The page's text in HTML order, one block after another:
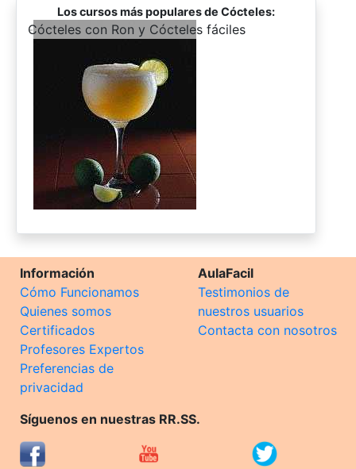
Los cursos más populares de Cócteles:
-
Cócteles con Ron y Cócteles fáciles
Información
Cómo Funcionamos
Quienes somos
Certificados
Profesores Expertos
Preferencias de
privacidad
AulaFacil
Testimonios de
nuestros usuarios
Contacta con nosotros
Síguenos en nuestras RR.SS.